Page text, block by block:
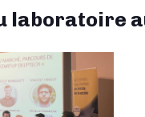
laboratoire